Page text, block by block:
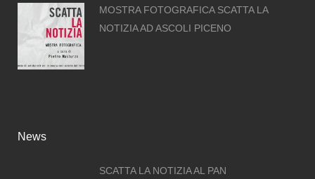
MOSTRA FOTOGRAFICA SCATTA LA
NOTIZIA AD ASCOLI PICENO
News
SCATTA LA NOTIZIA AL PAN